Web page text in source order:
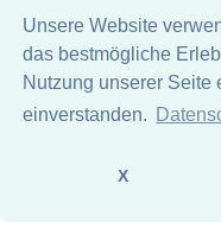
Unsere Website
das bestmögliche
Nutzung unserer Seite
einverstanden.
X
DAS:2Ausnahmen
PowerIndex:2
Häufigkeit: 2 von 10
Wir übernehmen keine
Richtigkeit und